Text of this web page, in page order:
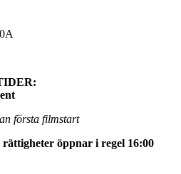
första filmstart
öppnar i regel 16:00